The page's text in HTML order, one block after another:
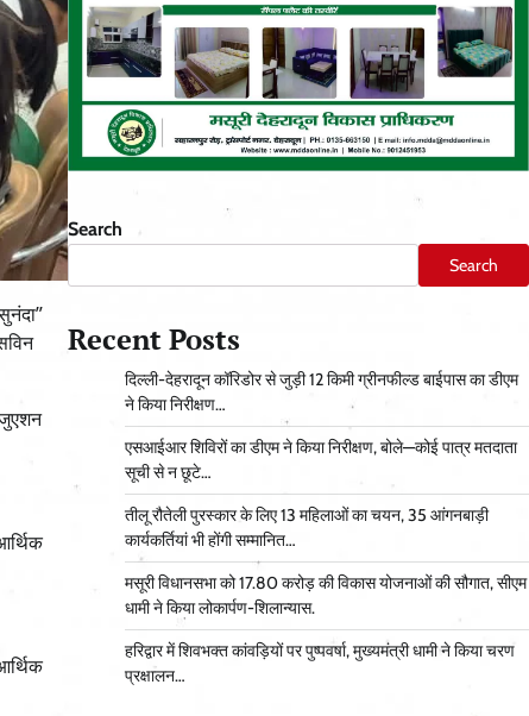
Search
Search
Recent Posts
दिल्ली-देहरादून कॉरिडोर से जुड़ी 12 किमी ग्रीनफील्ड बाईपास का डीएम
ने किया निरीक्षण…
एसआईआर शिविरों का डीएम ने किया निरीक्षण, बोले—कोई पात्र मतदाता
सूची से न छूटे…
तीलू रौतेली पुरस्कार के लिए 13 महिलाओं का चयन, 35 आंगनबाड़ी
कार्यकर्तियां भी होंगी सम्मानित…
मसूरी विधानसभा को 17.80 करोड़ की विकास योजनाओं की सौगात, सीएम
धामी ने किया लोकार्पण-शिलान्यास.
हरिद्वार में शिवभक्त कांवड़ियों पर पुष्पवर्षा, मुख्यमंत्री धामी ने किया चरण
प्रक्षालन…